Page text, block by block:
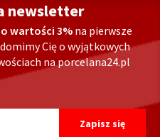
newsletter
o wartości 3% na pierwsze
Cię o wyjątkowych
na porcelana24.pl